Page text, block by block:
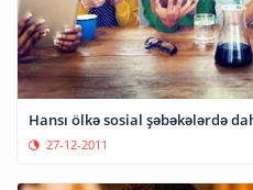
Hansı ölkə sosial şəbəkələrdə
27-12-2011